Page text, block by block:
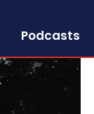
Podcasts